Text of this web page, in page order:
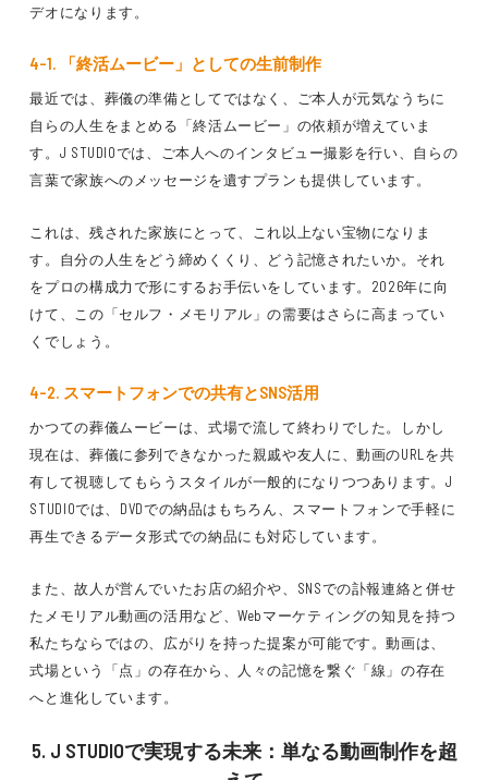
デオになります。
4-1. 「終活ムービー」としての生前制作
最近では、葬儀の準備としてではなく、ご本人が元気なうちに
自らの人生をまとめる「終活ムービー」の依頼が増えていま
す。J STUDIOでは、ご本人へのインタビュー撮影を行い、自らの
言葉で家族へのメッセージを遺すプランも提供しています。
これは、残された家族にとって、これ以上ない宝物になりま
す。自分の人生をどう締めくくり、どう記憶されたいか。それ
をプロの構成力で形にするお手伝いをしています。2026年に向
けて、この「セルフ・メモリアル」の需要はさらに高まってい
くでしょう。
4-2. スマートフォンでの共有とSNS活用
かつての葬儀ムービーは、式場で流して終わりでした。しかし
現在は、葬儀に参列できなかった親戚や友人に、動画のURLを共
有して視聴してもらうスタイルが一般的になりつつあります。J
STUDIOでは、DVDでの納品はもちろん、スマートフォンで手軽に
再生できるデータ形式での納品にも対応しています。
また、故人が営んでいたお店の紹介や、SNSでの訃報連絡と併せ
たメモリアル動画の活用など、Webマーケティングの知見を持つ
私たちならではの、広がりを持った提案が可能です。動画は、
式場という「点」の存在から、人々の記憶を繋ぐ「線」の存在
へと進化しています。
5. J STUDIOで実現する未来：単なる動画制作を超